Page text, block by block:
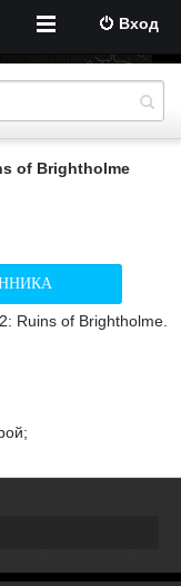
Вход
of Brightholme
Ruins of Brightholme.